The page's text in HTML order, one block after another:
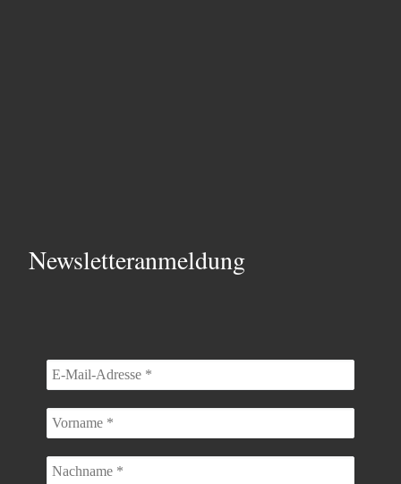
Newsletteranmeldung